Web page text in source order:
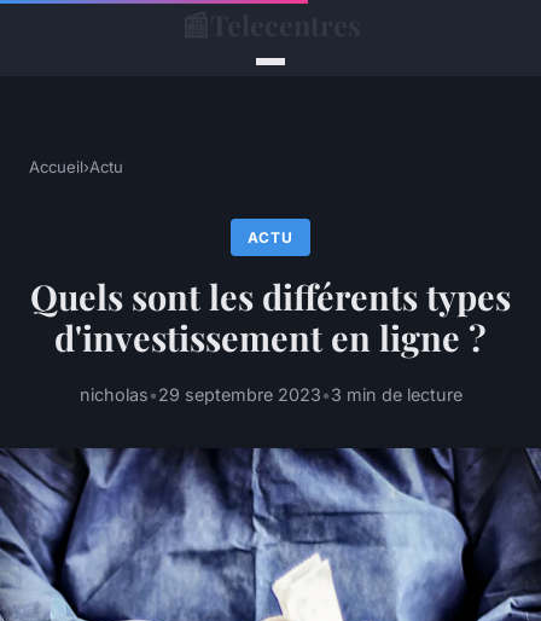
Accueil›Actu
ACTU
Quels sont les différents types
d'investissement en ligne ?
nicholas•29 septembre 2023•3 min de lecture